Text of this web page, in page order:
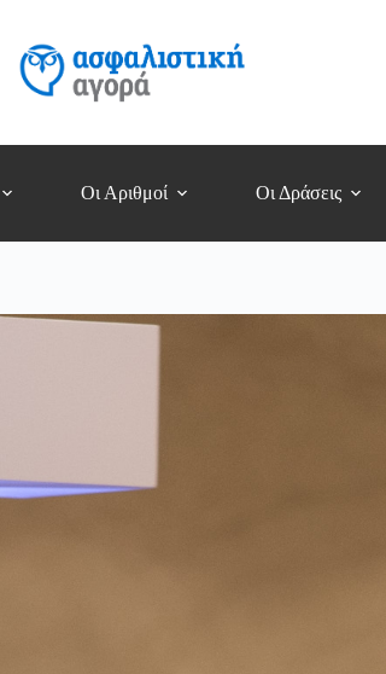
Οι Αριθμοί Οι Δράσεις